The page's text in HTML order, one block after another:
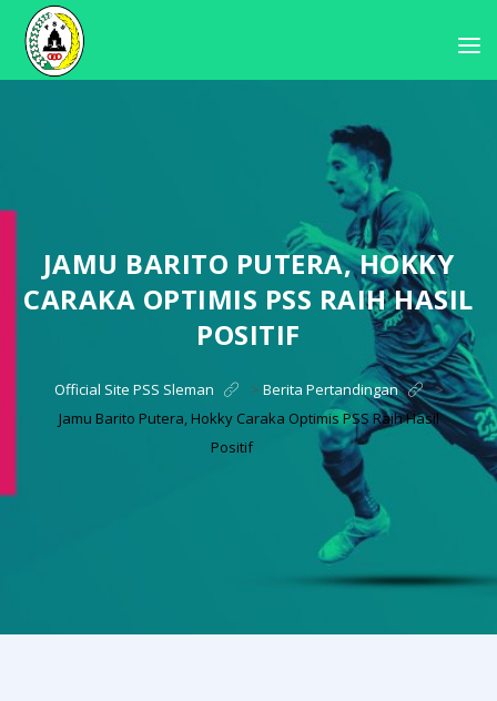
JAMU BARITO PUTERA, HOKKY
CARAKA OPTIMIS PSS RAIH HASIL
POSITIF
Official Site PSS Sleman > Berita Pertandingan
>
Jamu Barito Putera, Hokky Caraka Optimis PSS Raih Hasil
Positif